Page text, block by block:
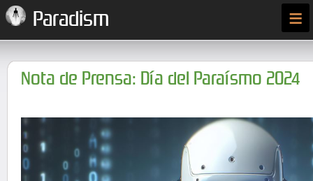
Paradism ≡
Nota de Prensa: Día del Paraísmo 2024